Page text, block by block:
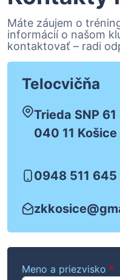
Máte záujem o
informácií o našom
kontaktovať – radi
Telocvičňa
Trieda SNP 61
040 11 Košice
0948 511 645
Meno a priezvisko *